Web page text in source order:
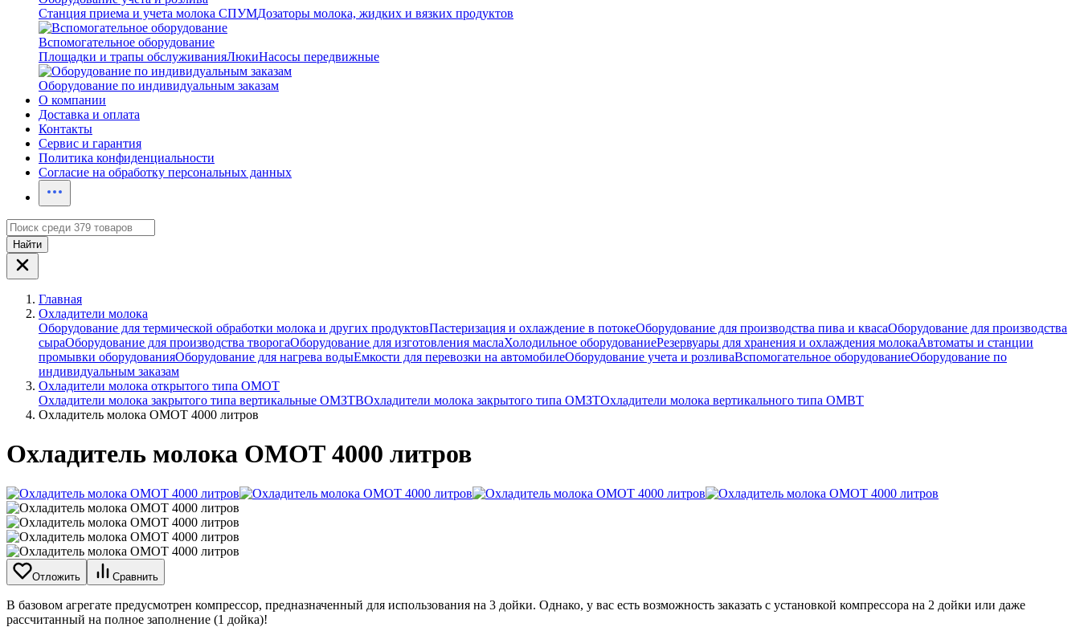
Станция приема и учета молока СПУМДозаторы молока, жидких и вязких продуктов
Вспомогательное оборудование
Площадки и трапы обслуживанияЛюкиНасосы передвижные
Оборудование по индивидуальным заказам
О компании
Доставка и оплата
Контакты
Сервис и гарантия
Политика конфиденциальности
Согласие на обработку персональных данных
Найти
Главная
Охладители молока
Оборудование для термической обработки молока и других продуктовПастеризация и охлаждение в потокеОборудование для производства пива и квасаОборудование для производства
сыраОборудование для производства творогаОборудование для изготовления маслаХолодильное оборудованиеРезервуары для хранения и охлаждения молокаАвтоматы и станции
промывки оборудованияОборудование для нагрева водыЕмкости для перевозки на автомобилеОборудование учета и розливаВспомогательное оборудованиеОборудование по
индивидуальным заказам
Охладители молока открытого типа ОМОТ
Охладители молока закрытого типа вертикальные ОМЗТВОхладители молока закрытого типа ОМЗТОхладители молока вертикального типа ОМВТ
Охладитель молока ОМОТ 4000 литров
Охладитель молока ОМОТ 4000 литров
Отложить Сравнить
В базовом агрегате предусмотрен компрессор, предназначенный для использования на 3 дойки. Однако, у вас есть возможность заказать с установкой компрессора на 2 дойки или даже
рассчитанный на полное заполнение (1 дойка)!